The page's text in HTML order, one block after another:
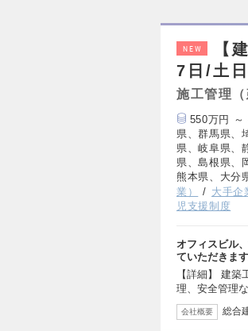
NEW
【
7日/土
施工管理（
550万円 ～
県、群馬県、
県、岐阜県、
県、島根県、
熊本県、大分
業）
大手企
児支援制度
オフィスビル
ていただきます
【詳細】 建
理、安全管理
会社概要 総合